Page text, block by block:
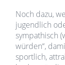
Noch dazu,
jugendlich
sympathisch
würden“,
sportlich,